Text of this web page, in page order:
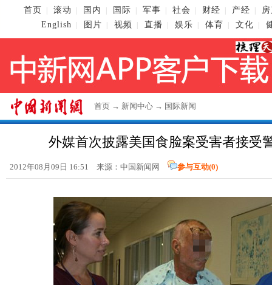
首页 滚动 国内 国际 军事 社会 财经 产经
English
图片 视频 直播 娱乐 体育 文化
首页 → 新闻中心 → 国际新闻
外媒首次披露美国食脸案受害者接受
2012年08月09日 16:51 来源： 中国新闻网 参与互动(0)